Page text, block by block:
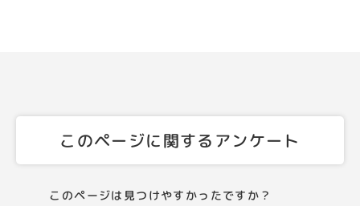
このページに関するアンケート
このページは見つけやすかったですか？